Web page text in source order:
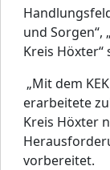
und
Kreis Höxter“
„Mit dem
erarbeitete
Kreis Höxter
vorbereitet.